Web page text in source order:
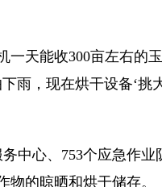
天能收300亩左右的
雨，现在烘干设备‘挑
心、753个应急作业
的晾晒和烘干储存。